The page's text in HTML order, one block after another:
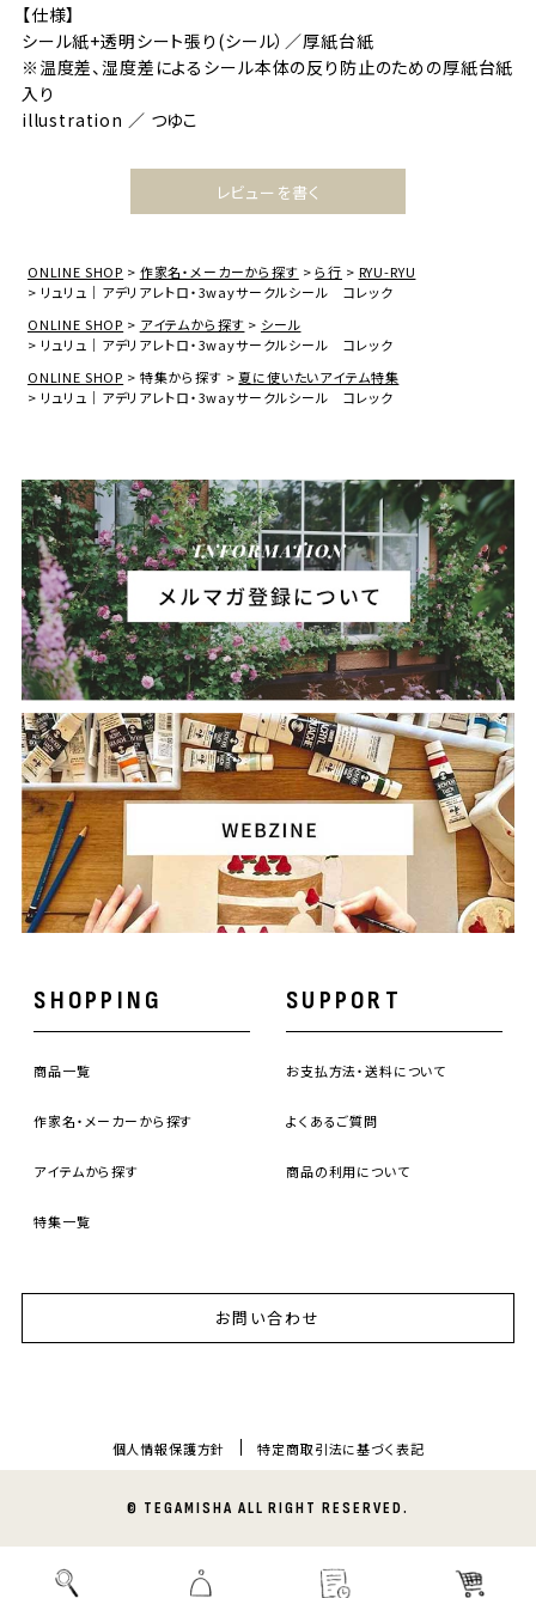
【仕様】
シール紙+透明シート張り(シール）／厚紙台紙
※温度差、湿度差によるシール本体の反り防止のための厚紙台紙
入り
illustration ／ つゆこ
レビューを書く
ONLINE SHOP 作家名・メーカーから探す ら行
RYU-RYU
リュリュ｜アデリアレトロ・3wayサークルシール コレック
ONLINE SHOP
アイテムから探す
シール
リュリュ｜アデリアレトロ・3wayサークルシール コレック
ONLINE SHOP
特集から探す
夏に使いたいアイテム特集
リュリュ｜アデリアレトロ・3wayサークルシール コレック
SHOPPING
商品一覧
作家名・メーカーから探す
アイテムから探す
特集一覧
SUPPORT
お支払方法・送料について
よくあるご質問
商品の利用について
お問い合わせ
個人情報保護方針 特定商取引法に基づく表記
© TEGAMISHA ALL RIGHT RESERVED.